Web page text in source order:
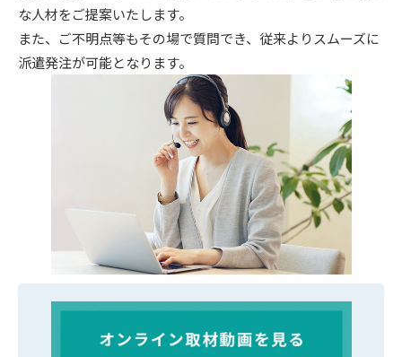
な人材をご提案いたします。
また、ご不明点等もその場で質問でき、従来よりスムーズに
派遣発注が可能となります。